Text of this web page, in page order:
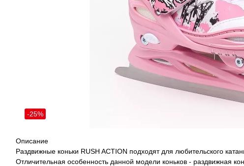
-25%
Описание
Раздвижные коньки RUSH ACTION подходят для любительского
Отличительная особенность данной модели коньков - раздвижная